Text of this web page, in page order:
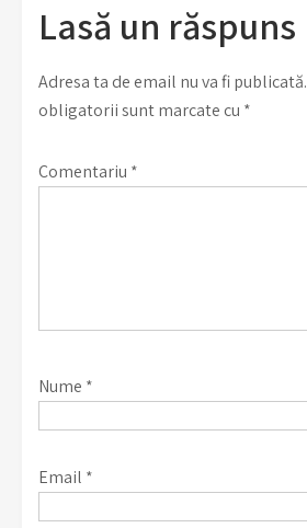
Lasă un răspuns
Adresa ta de email nu va fi publicată.
obligatorii sunt marcate cu *
Comentariu *
Nume *
Email *